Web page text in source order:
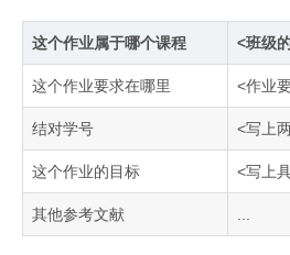
这个作业属于哪个课程 <班级
这个作业要求在哪里 <作业
结对学号 <写上
这个作业的目标 <写上
其他参考文献